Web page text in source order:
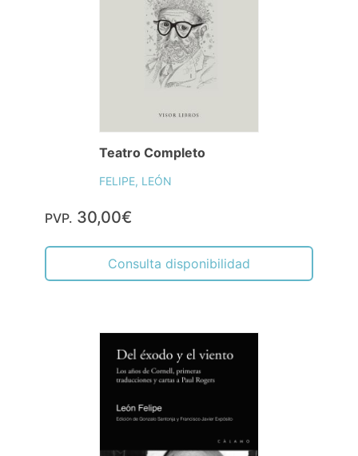
Teatro Completo
FELIPE, LEÓN
PVP. 30,00€
Consulta disponibilidad